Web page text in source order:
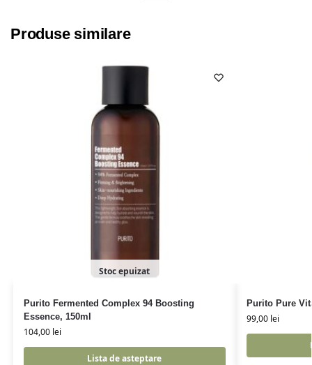
Produse similare
Stoc epuizat
Purito Fermented Complex 94 Boosting
Essence, 150ml
104,00 lei
Lista de asteptare
Purito Pure
99,00 lei